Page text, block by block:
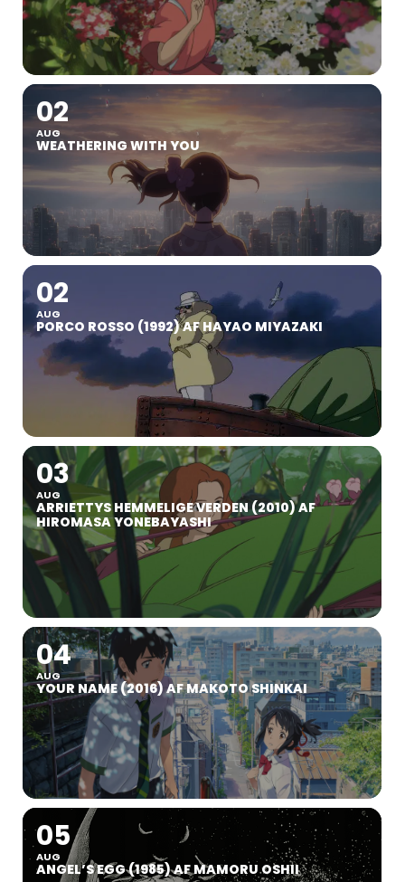
02
AUG
WEATHERING WITH YOU
02
AUG
PORCO ROSSO (1992) AF HAYAO MIYAZAKI
03
AUG
ARRIETTYS HEMMELIGE VERDEN (2010) AF
HIROMASA YONEBAYASHI
04
AUG
YOUR NAME (2016) AF MAKOTO SHINKAI
05
AUG
ANGEL’S EGG (1985) AF MAMORU OSHII